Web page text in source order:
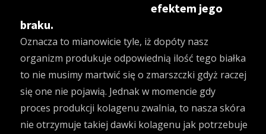
efektem jego
braku.
Oznacza to mianowicie tyle, iż dopóty nasz
organizm produkuje odpowiednią ilość tego białka
to nie musimy martwić się o zmarszczki gdyż raczej
się one nie pojawią. Jednak w momencie gdy
proces produkcji kolagenu zwalnia, to nasza skóra
nie otrzymuje takiej dawki kolagenu jak potrzebuje